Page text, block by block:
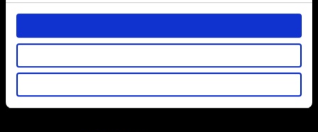
了讓我們蒐集技術上或針對網站內容的回饋，讓您的使用
推薦合適的內容，偶爾這些資訊也會提供我們的合作夥伴
參考。不過這些非強制性的 Cookies 一定會事先徵詢您的